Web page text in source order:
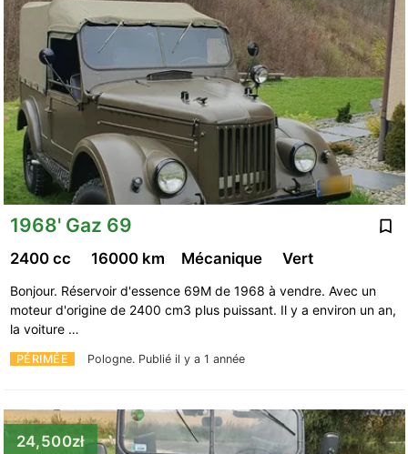
1968' Gaz 69
PÉRIMÉE Pologne. Publié il y a 1 année
2400 cc 16000 km Mécanique Vert
Bonjour. Réservoir d'essence 69M de 1968 à vendre. Avec un
moteur d'origine de 2400 cm3 plus puissant. Il y a environ un an,
la voiture …
24,500zł